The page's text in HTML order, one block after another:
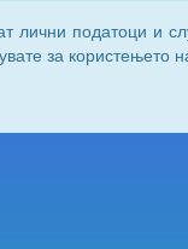
лични податоци и
за